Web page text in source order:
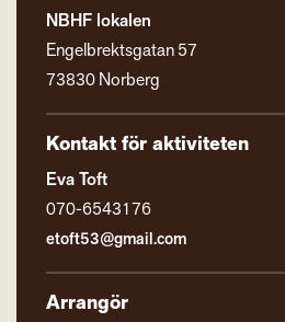
NBHF lokalen
Engelbrektsgatan 57
73830 Norberg
Kontakt för aktiviteten
Eva Toft
070-6543176
etoft53@gmail.com
Arrangör